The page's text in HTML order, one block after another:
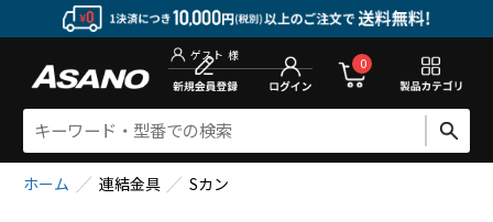
ゲスト 新規会員登録
0
ホーム 連結金具 Sカン